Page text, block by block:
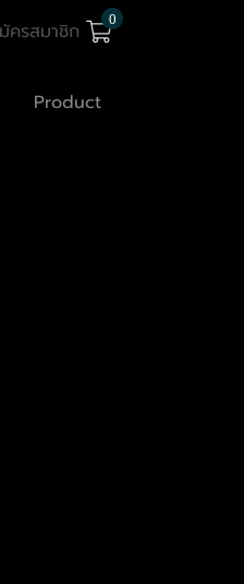
ครสมาชิก 0
Product